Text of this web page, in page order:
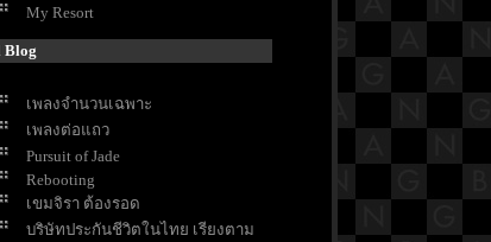
My Resort
Blog
เพลงจำนวนเฉพาะ
เพลงต่อแถว
Pursuit of Jade
Rebooting
เขมจิรา ต้องรอด
บริษัทประกันชีวิตในไทย เรียงตาม